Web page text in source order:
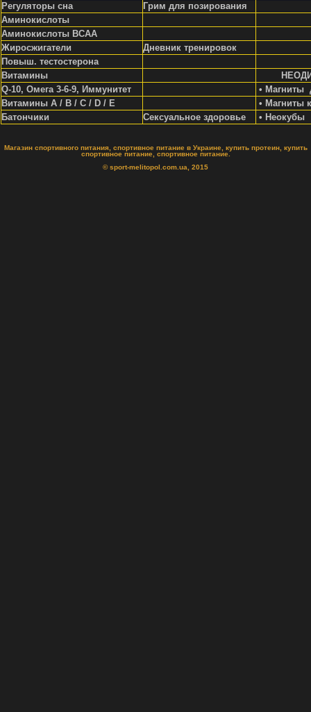
Регуляторы сна
Грим для позирования
Аминокислоты
Аминокислоты ВСАА
Жиросжигатели
Дневник тренировок
Повыш. тестостерона
Витамины
Q-10, Омега 3-6-9, Иммунитет
• Магниты
Витамины A / В / С / D / Е
• Магниты
Батончики
Сексуальное здоровье • Неокубы
Магазин спортивного питания, спортивное питание в Украине, купить протеин, купить
спортивное питание, спортивное питание.
© sport-melitopol.com.ua, 2015